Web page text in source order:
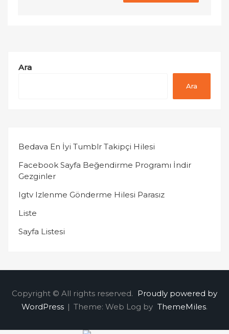
Ara
Ara
Bedava En İyi Tumblr Takipçi Hilesi
Facebook Sayfa Beğendirme Programı İndir
Gezginler
Igtv Izlenme Gönderme Hilesi Parasız
Liste
Sayfa Listesi
Copyright © All rights reserved. Proudly powered by
WordPress | Theme: Web Log by ThemeMiles.